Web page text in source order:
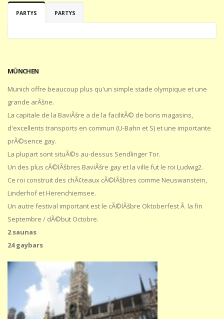
PARTYS PARTYS
MÜNCHEN
Munich offre beaucoup plus qu'un simple stade olympique et une
grande arÃšne.
La capitale de la BaviÃšre a de la facilitÃ© de bons magasins,
d'excellents transports en commun (U-Bahn et S) et une importante
prÃ©sence gay.
La plupart sont situÃ©s au-dessus Sendlinger Tor.
Un des plus cÃ©lÃšbres BaviÃšre gay et la ville fut le roi Ludwig2.
Ce roi construit des chÃ¢teaux cÃ©lÃšbres comme Neuswanstein,
Linderhof et Herenchiemsee.
Un autre festival important est le cÃ©lÃšbre Oktoberfest Ã la fin
Septembre / dÃ©but Octobre.
2 saunas
24 gaybars